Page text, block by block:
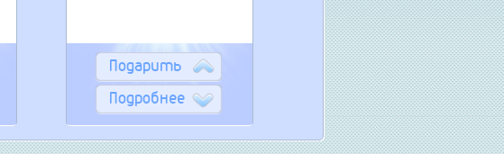
Подарить
Подробнее